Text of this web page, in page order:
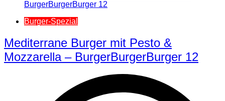
Burger-Spezial
Mediterrane Burger mit Pesto &
Mozzarella – BurgerBurgerBurger 12